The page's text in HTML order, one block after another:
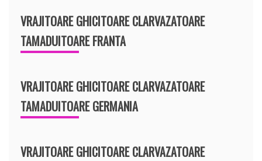
VRAJITOARE GHICITOARE CLARVAZATOARE
TAMADUITOARE FRANTA
VRAJITOARE GHICITOARE CLARVAZATOARE
TAMADUITOARE GERMANIA
VRAJITOARE GHICITOARE CLARVAZATOARE